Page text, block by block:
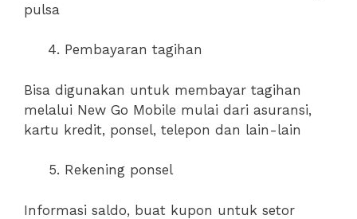
pulsa
Pembayaran tagihan
Bisa digunakan untuk membayar tagihan
melalui New Go Mobile mulai dari asuransi,
kartu kredit, ponsel, telepon dan lain-lain
Rekening ponsel
Informasi saldo, buat kupon untuk setor